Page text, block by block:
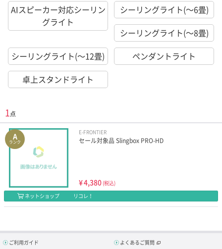
AIスピーカー対応シーリン
グライト
シーリングライト(～6畳)
シーリングライト(～8畳)
シーリングライト(～12畳)
ペンダントライト
卓上スタンドライト
1点
A
ランク
E-FRONTIER
セール対象品 Slingbox PRO-HD
¥4,380 (税込)
ネットショップ
リコレ！
ご利用ガイド よくあるご質問